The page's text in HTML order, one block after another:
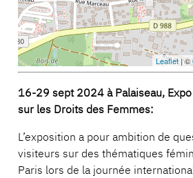
Leaflet| ©
16-29 sept 2024 à Palaiseau,
sur les Droits des Femmes:
L’exposition a pour ambition de
visiteurs sur des thématiques
Paris lors de la journée